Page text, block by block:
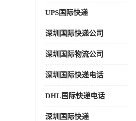
UPS国际快递
深圳国际快递公司
深圳国际物流公司
深圳国际快递电话
DHL国际快递电话
深圳国际快递